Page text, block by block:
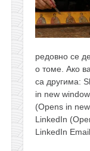
редовно се
о томе. Ако
са другима:
in new
(Opens in
LinkedIn
LinkedIn